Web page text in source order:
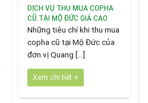
DỊCH VỤ THU MUA COPHA
CŨ TẠI MỘ ĐỨC GIÁ CAO
Những tiêu chí khi thu mua
copha cũ tại Mộ Đức của
đơn vị Quang [...]
Xem chi tiết +